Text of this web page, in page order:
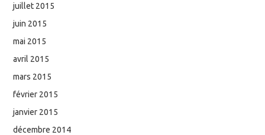
juillet 2015
juin 2015
mai 2015
avril 2015
mars 2015
février 2015
janvier 2015
décembre 2014